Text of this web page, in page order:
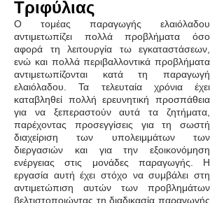
Τριφύλιας
Ο τομέας παραγωγής ελαιόλαδου
αντιμετωπίζει πολλά προβλήματα όσο
αφορά τη λειτουργία τω εγκαταστάσεων,
ενώ και πολλά περιβαλλοντικά προβλήματα
αντιμετωπίζονται κατά τη παραγωγή
ελαιόλαδου. Τα τελευταία χρόνια έχει
καταβληθεί πολλή ερευνητική προσπάθεια
για να ξεπεραστούν αυτά τα ζητήματα,
παρέχοντας προσεγγίσεις για τη σωστή
διαχείριση των υπολειμμάτων των
διεργασιών και για την εξοικονόμηση
ενέργειας στις μονάδες παραγωγής. Η
εργασία αυτή έχει στόχο να συμβάλει στη
αντιμετώπιση αυτών των προβλημάτων
βελτιστοποιώντας τη διαδικασία παραγωγής